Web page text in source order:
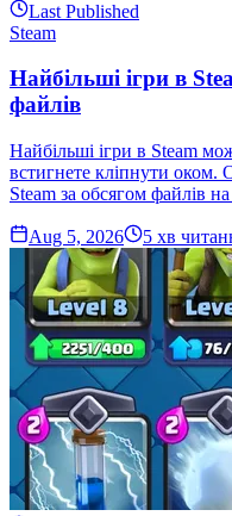
Last Published
Steam
Найбільші ігри в
файлів
Найбільші ігри в Steam
встигнете кліпнути оком.
Steam за обсягом файлів
Aug 5, 2026 5 хв